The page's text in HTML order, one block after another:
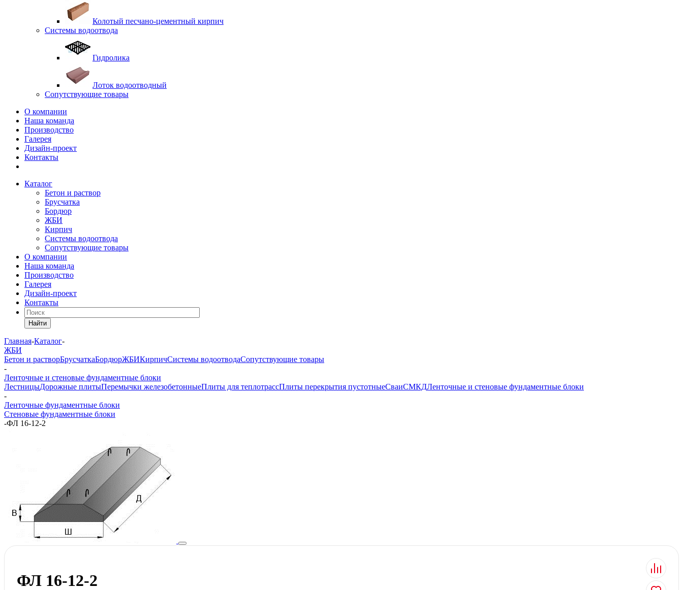
Колотый песчано-цементный кирпич
Системы водоотвода
Гидролика
Лоток водоотводный
Сопутствующие товары
О компании
Наша команда
Производство
Галерея
Дизайн-проект
Контакты
Каталог
Бетон и раствор
Брусчатка
Бордюр
ЖБИ
Кирпич
Системы водоотвода
Сопутствующие товары
О компании
Наша команда
Производство
Галерея
Дизайн-проект
Контакты
Найти
Главная-Каталог-
ЖБИ
Бетон и растворБрусчаткаБордюрЖБИКирпичСистемы водоотводаСопутствующие товары
-
Ленточные и стеновые фундаментные блоки
ЛестницыДорожные плитыПеремычки железобетонныеПлиты для теплотрассПлиты перекрытия пустотныеСваиСМКДЛенточные и стеновые фундаментные блоки
-
Ленточные фундаментные блоки
Стеновые фундаментные блоки
-ФЛ 16-12-2
ФЛ 16-12-2